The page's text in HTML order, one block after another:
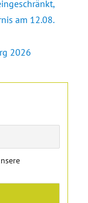
am 12.08.
2026